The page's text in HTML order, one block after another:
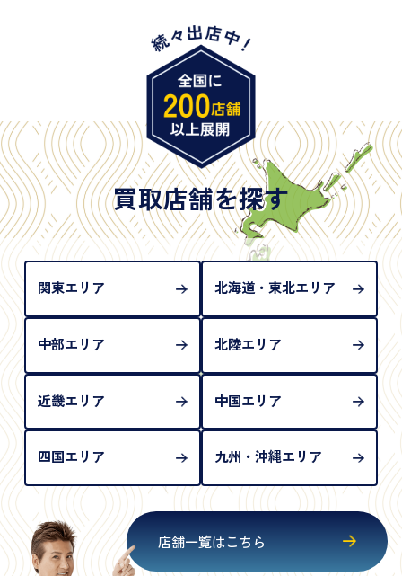
・旧パスポート
※原則として「公的機関が発行し、氏名、住所、生
年月日が記載されているもの
※日本国政府発行のもの
※2020年2月4日以降に申請された新型パスポートに
は「所持人記入欄（住所記載欄）」が存在しないた
め、単体では古物営業法上の本人確認書類として認
められない（住所確認ができないため）。補助書類
が必要となります
買取店舗を探す
関東エリア 北海道・東北エリア
中部エリア 北陸エリア
近畿エリア 中国エリア
四国エリア 九州・沖縄エリア
店舗一覧はこちら